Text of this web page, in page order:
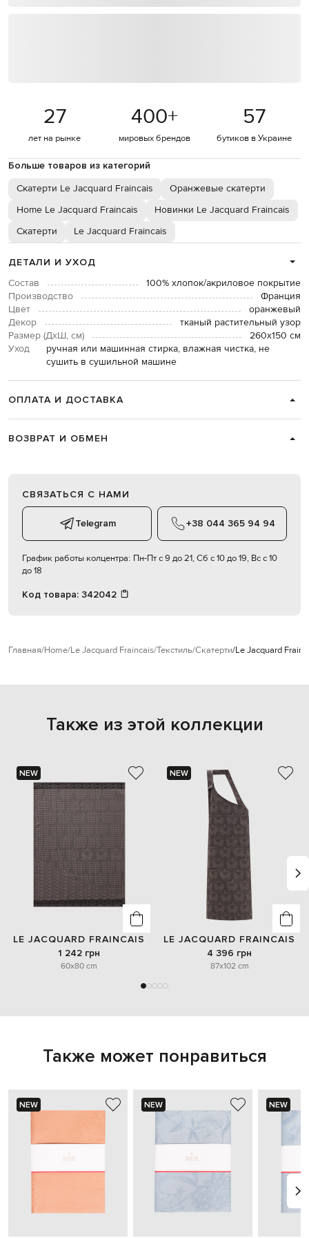
27
лет на рынке
400+
мировых брендов
57
бутиков в Украине
Больше товаров из категорий
Скатерти Le Jacquard Fraincais
Оранжевые скатерти
Home Le Jacquard Fraincais
Новинки Le Jacquard Fraincais
Скатерти
Le Jacquard Fraincais
ДЕТАЛИ И УХОД
Состав
100% хлопок/акриловое покрытие
Производство
Франция
Цвет
оранжевый
Декор
тканый растительный узор
Размер (ДхШ, см)
260х150 см
Уход
ручная или машинная стирка, влажная чистка, не
сушить в сушильной машине
ОПЛАТА И ДОСТАВКА
ВОЗВРАТ И ОБМЕН
СВЯЗАТЬСЯ С НАМИ
Telegram +38 044 365 94 94
График работы колцентра: Пн-Пт с 9 до 21, Сб с 10 до 19, Вс с 10
до 18
Код товара: 342042
Главная Home Le Jacquard Fraincais Текстиль Скатерти Le Jacquard
Также из этой коллекции
NEW
LE JACQUARD FRAINCAIS
1 242 грн
60x80 cm
NEW
LE JACQUARD FRAINCAIS
4 396 грн
87x102 cm
Также может понравиться
NEW NEW NEW